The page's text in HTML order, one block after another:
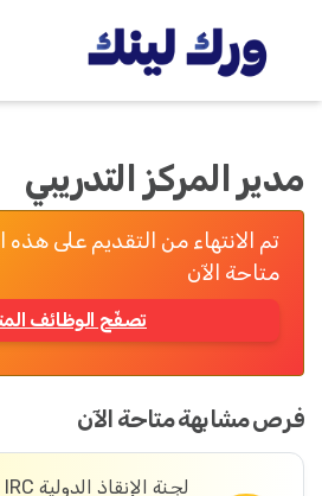
مدير المركز التدريبي
تم الانتهاء من التقديم على
متاحة الآن
تصفّح الوظائف
فرص مشابهة متاحة الآن
لجنة الإنقاذ الدولية IRC